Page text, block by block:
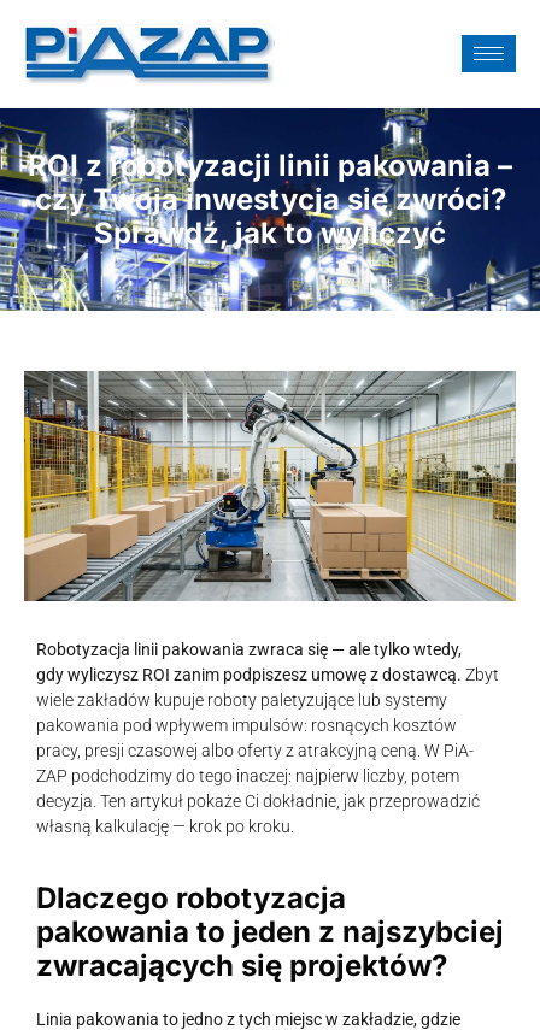
ROI z robotyzacji linii pakowania –
czy Twoja inwestycja się zwróci?
Sprawdź, jak to wyliczyć
Robotyzacja linii pakowania zwraca się — ale tylko wtedy,
gdy wyliczysz ROI zanim podpiszesz umowę z dostawcą. Zbyt
wiele zakładów kupuje roboty paletyzujące lub systemy
pakowania pod wpływem impulsów: rosnących kosztów
pracy, presji czasowej albo oferty z atrakcyjną ceną. W PiA-
ZAP podchodzimy do tego inaczej: najpierw liczby, potem
decyzja. Ten artykuł pokaże Ci dokładnie, jak przeprowadzić
własną kalkulację — krok po kroku.
Dlaczego robotyzacja
pakowania to jeden z najszybciej
zwracających się projektów?
Linia pakowania to jedno z tych miejsc w zakładzie, gdzie